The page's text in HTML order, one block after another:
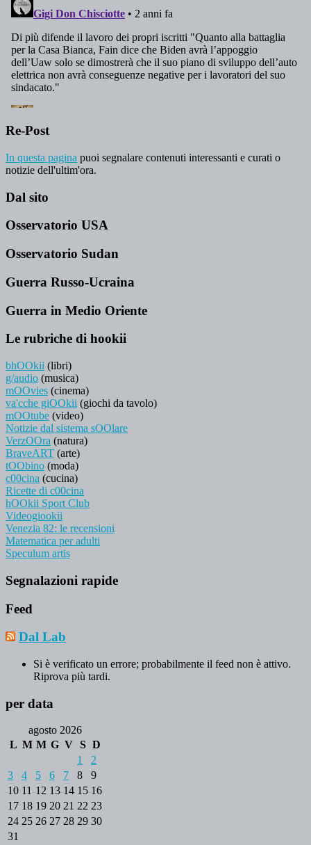
Re-Post
In questa pagina puoi segnalare contenuti interessanti e curati o
notizie dell'ultim'ora.
Dal sito
Osservatorio USA
Osservatorio Sudan
Guerra Russo-Ucraina
Guerra in Medio Oriente
Le rubriche di hookii
bhOOkii (libri)
g/audio (musica)
mOOvies (cinema)
va'cche giOOkii (giochi da tavolo)
mOOtube (video)
Notizie dal sistema sOOlare
VerzOOra (natura)
BraveART (arte)
tOObino (moda)
c00cina (cucina)
Ricette di c00cina
hOOkii Sport Club
Videogiookii
Venezia 82: le recensioni
Matematica per adulti
Speculum artis
Segnalazioni rapide
Feed
Dal Lab
Si è verificato un errore; probabilmente il feed non è attivo.
Riprova più tardi.
per data
agosto 2026
L M M G V S D
1
2
3
4 5 6 7 8
9
10 11 12 13 14 15 16
17 18 19 20 21 22 23
24 25 26 27 28 29 30
31